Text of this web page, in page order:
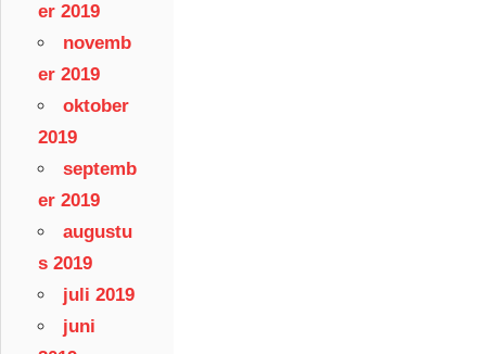
er 2019
novemb
er 2019
oktober
2019
septemb
er 2019
augustu
s 2019
juli 2019
juni